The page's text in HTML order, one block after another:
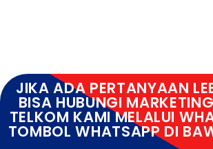
JIKA ADA PERTANYAAN
BISA HUBUNGI
TELKOM KAMI MELALUI
TOMBOL WHATSAPP DI